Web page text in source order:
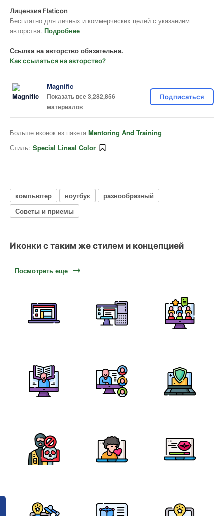
Лицензия Flaticon
Бесплатно для личных и коммерческих целей с указанием
авторства. Подробнее
Ссылка на авторство обязательна.
Как ссылаться на авторство?
Magnific
Показать все 3,282,856
материалов
Подписаться
Больше иконок из пакета Mentoring And Training
Стиль: Special Lineal Color
компьютер ноутбук
разнообразный
Советы и приемы
Иконки с таким же стилем и концепцией
Посмотреть еще